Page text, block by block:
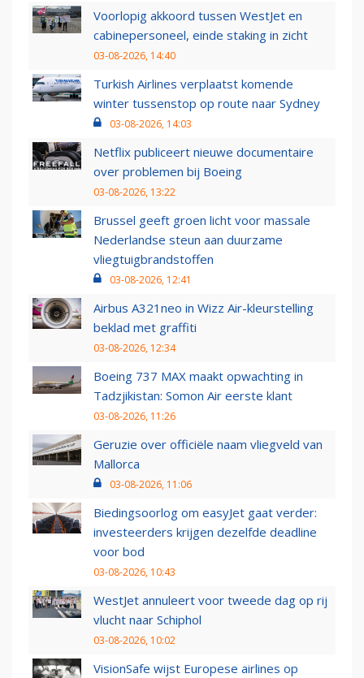
Voorlopig akkoord tussen WestJet en
cabinepersoneel, einde staking in zicht
03-08-2026, 14:40
Turkish Airlines verplaatst komende
winter tussenstop op route naar Sydney
03-08-2026, 14:03
Netflix publiceert nieuwe documentaire
over problemen bij Boeing
03-08-2026, 13:22
Brussel geeft groen licht voor massale
Nederlandse steun aan duurzame
vliegtuigbrandstoffen
03-08-2026, 12:41
Airbus A321neo in Wizz Air-kleurstelling
beklad met graffiti
03-08-2026, 12:34
Boeing 737 MAX maakt opwachting in
Tadzjikistan: Somon Air eerste klant
03-08-2026, 11:26
Geruzie over officiële naam vliegveld van
Mallorca
03-08-2026, 11:06
Biedingsoorlog om easyJet gaat verder:
investeerders krijgen dezelfde deadline
voor bod
03-08-2026, 10:43
WestJet annuleert voor tweede dag op rij
vlucht naar Schiphol
03-08-2026, 10:02
VisionSafe wijst Europese airlines op